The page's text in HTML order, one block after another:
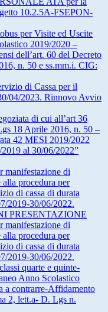
10.2.5A-FSEPON-
per Visite ed Uscite
2019/2020 –
dell’art. 60 del Decreto
n. 50 e ss.mm.i. CIG:
di Cassa per il
04/2023. Rinnovo Avvio
di cui all’art 36
18 Aprile 2016, n. 50 –
42 MESI 2019/2022
al 30/06/2022”
manifestazione di
alla procedura per
di cassa di durata
2019-30/06/2022.
PRESENTAZIONE
manifestazione di
alla procedura per
di cassa di durata
2019-30/06/2022.
quarte e quinte-
Anno Scolastico
a contrarre-Affidamento
2, lett.a- D. Lgs n.